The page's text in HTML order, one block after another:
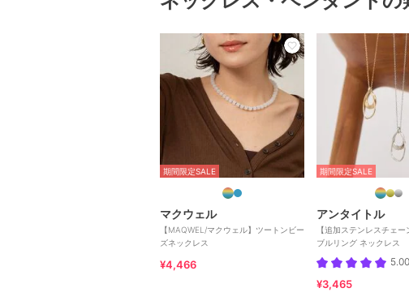
期間限定SALE
マクウェル
【MAQWEL/マクウェル】ツートンビー
ズネックレス
¥4,466
期間限定SALE
アンタイトル
【追加ステンレスチェ
ブルリング ネックレス
5.00
¥3,465